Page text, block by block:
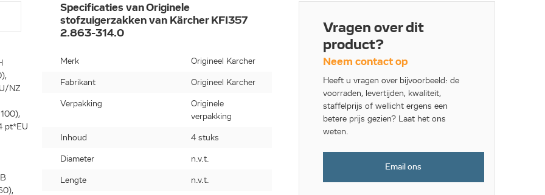
NZ
pt*EU
Specificaties van Originele
stofzuigerzakken van Kärcher KFI357
2.863-314.0
Merk Origineel Karcher
Fabrikant Origineel Karcher
Verpakking
Originele
verpakking
Inhoud 4 stuks
Diameter n.v.t.
Lengte n.v.t.
Vragen over dit
product?
Neem contact op
Heeft u vragen over bijvoorbeeld: de
voorraden, levertijden, kwaliteit,
staffelprijs of wellicht ergens een
betere prijs gezien? Laat het ons
weten.
Email ons